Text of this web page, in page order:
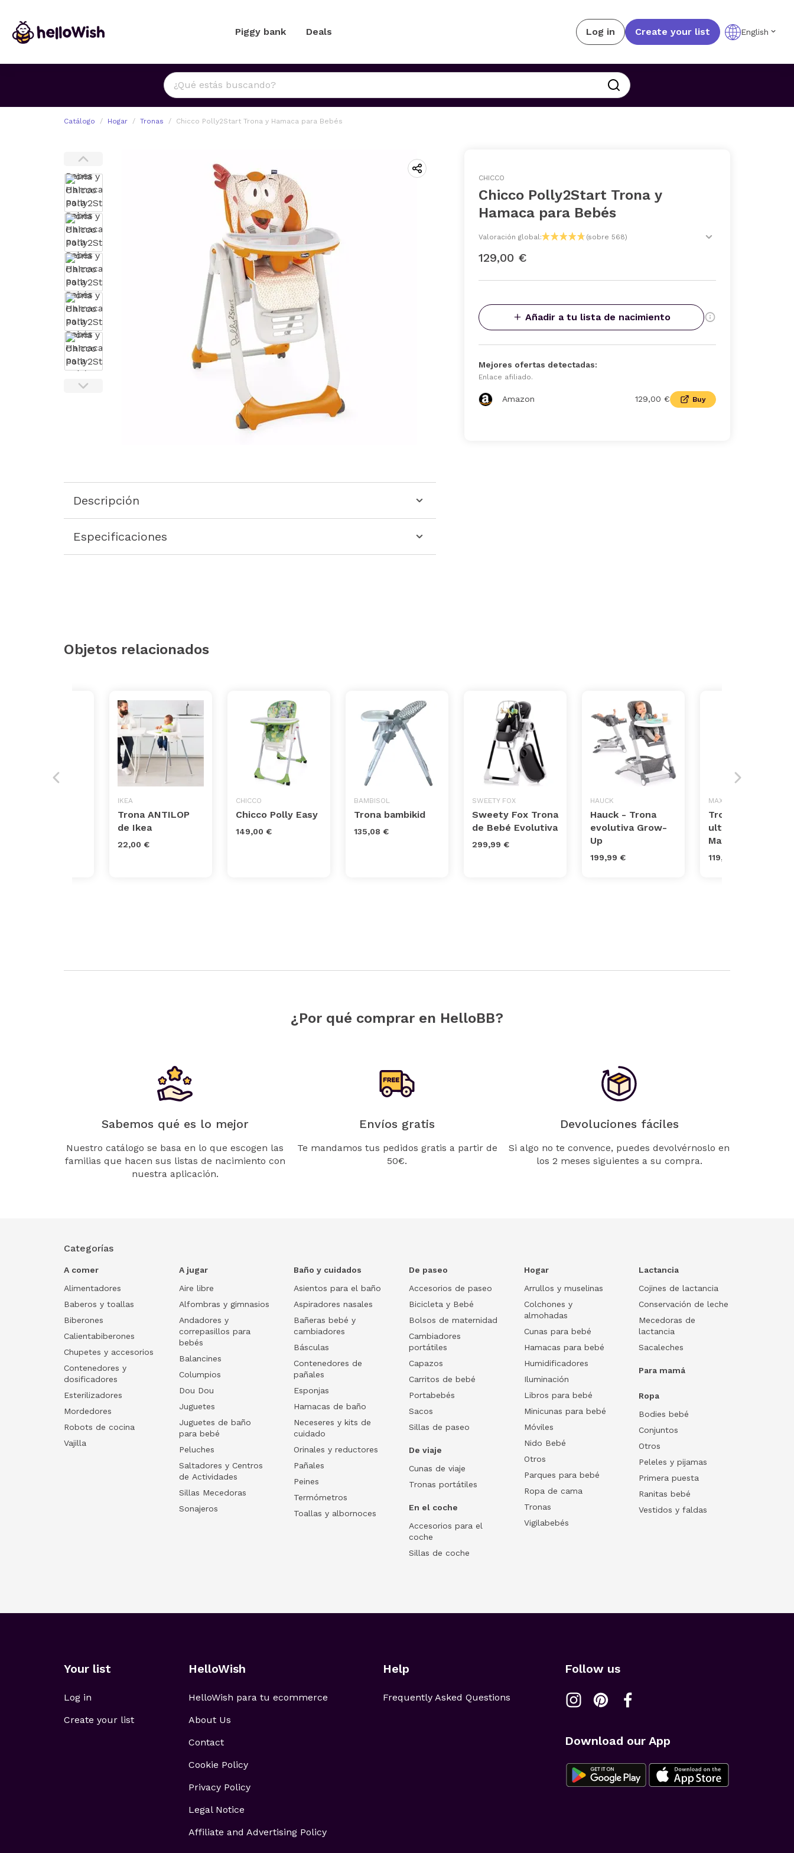
Piggy bank Deals Log in Create your list English
Catálogo Hogar Tronas Chicco Polly2Start Trona y Hamaca para Bebés
Descripción
Especificaciones
CHICCO
Chicco Polly2Start Trona y
Hamaca para Bebés
Valoración global: (sobre 568)
129,00 €
Añadir a tu lista de nacimiento
Mejores ofertas detectadas:
Enlace afiliado.
Amazon 129,00 € Buy
Objetos relacionados
IKEA
Trona ANTILOP
de Ikea
22,00 €
CHICCO
Chicco Polly Easy
149,00 €
BAMBISOL
Trona bambikid
135,08 €
SWEETY FOX
Sweety Fox Trona
de Bebé Evolutiva
299,99 €
HAUCK
Hauck - Trona
evolutiva Grow-
Up
199,99 €
MAXI-COSI
Trona plegable
ultracompacta
Maxi-Cosi Ava
119,99 €
¿Por qué comprar en HelloBB?
Sabemos qué es lo mejor
Nuestro catálogo se basa en lo que escogen las
familias que hacen sus listas de nacimiento con
nuestra aplicación.
Envíos gratis
Te mandamos tus pedidos gratis a partir de
50€.
Devoluciones fáciles
Si algo no te convence, puedes devolvérnoslo en
los 2 meses siguientes a su compra.
Categorías
A comer
Alimentadores
Baberos y toallas
Biberones
Calientabiberones
Chupetes y accesorios
Contenedores y
dosificadores
Esterilizadores
Mordedores
Robots de cocina
Vajilla
A jugar
Aire libre
Alfombras y gimnasios
Andadores y
correpasillos para
bebés
Balancines
Columpios
Dou Dou
Juguetes
Juguetes de baño
para bebé
Peluches
Saltadores y Centros
de Actividades
Sillas Mecedoras
Sonajeros
Baño y cuidados
Asientos para el baño
Aspiradores nasales
Bañeras bebé y
cambiadores
Básculas
Contenedores de
pañales
Esponjas
Hamacas de baño
Neceseres y kits de
cuidado
Orinales y reductores
Pañales
Peines
Termómetros
Toallas y albornoces
De paseo
Accesorios de paseo
Bicicleta y Bebé
Bolsos de maternidad
Cambiadores
portátiles
Capazos
Carritos de bebé
Portabebés
Sacos
Sillas de paseo
De viaje
Cunas de viaje
Tronas portátiles
En el coche
Accesorios para el
coche
Sillas de coche
Hogar
Arrullos y muselinas
Colchones y
almohadas
Cunas para bebé
Hamacas para bebé
Humidificadores
Iluminación
Libros para bebé
Minicunas para bebé
Móviles
Nido Bebé
Otros
Parques para bebé
Ropa de cama
Tronas
Vigilabebés
Lactancia
Cojines de lactancia
Conservación de leche
Mecedoras de
lactancia
Sacaleches
Para mamá
Ropa
Bodies bebé
Conjuntos
Otros
Peleles y pijamas
Primera puesta
Ranitas bebé
Vestidos y faldas
Your list
Log in
Create your list
HelloWish
HelloWish para tu ecommerce
About Us
Contact
Cookie Policy
Privacy Policy
Legal Notice
Affiliate and Advertising Policy
Help
Frequently Asked Questions
Follow us
Download our App